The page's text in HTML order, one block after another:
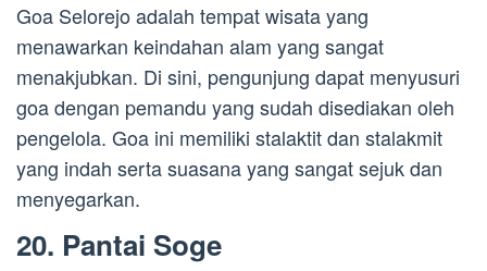
Goa Selorejo adalah tempat wisata yang
menawarkan keindahan alam yang sangat
menakjubkan. Di sini, pengunjung dapat menyusuri
goa dengan pemandu yang sudah disediakan oleh
pengelola. Goa ini memiliki stalaktit dan stalakmit
yang indah serta suasana yang sangat sejuk dan
menyegarkan.
20. Pantai Soge